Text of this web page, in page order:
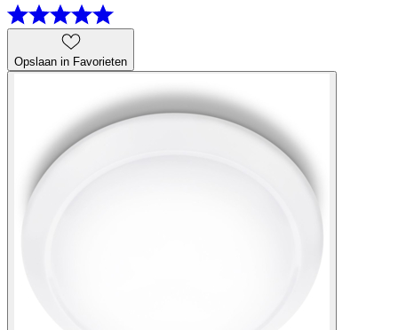
Opslaan in Favorieten